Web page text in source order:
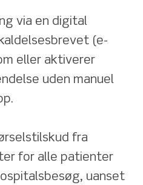
via en digital
(e-
eller aktiverer
uden manuel
fra
for alle patienter
uanset